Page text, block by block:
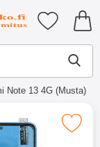
Tibro
Suosikkini
Note 13 4G (Musta)
Lasista